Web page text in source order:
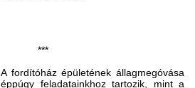
***
A fordítóház épületének állagmegóvása
éppúgy feladatainkhoz tartozik, mint a